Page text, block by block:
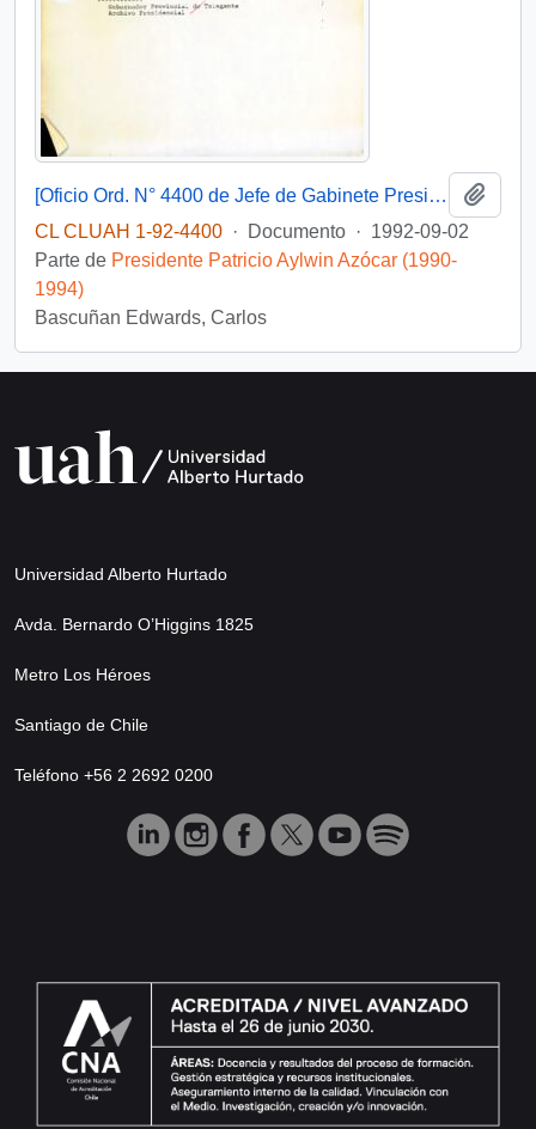
[Oficio Ord. N° 4400 de Jefe de Gabinete Presidencial, remite copia de carta]
CL CLUAH 1-92-4400 · Documento · 1992-09-02
Parte de Presidente Patricio Aylwin Azócar (1990-
1994)
Bascuñan Edwards, Carlos
Universidad Alberto Hurtado
Avda. Bernardo O’Higgins 1825
Metro Los Héroes
Santiago de Chile
Teléfono +56 2 2692 0200